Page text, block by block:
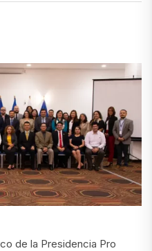
de la Presidencia Pro